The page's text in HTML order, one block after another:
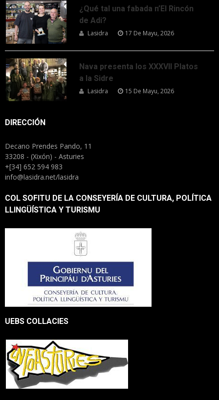
¿Qué tal una fabada n’El Rincón
de Adi?
Lasidra 17 De Mayu, 2026
Nava presenta los XXXVII Platos
a la Sidre
Lasidra 15 De Mayu, 2026
DIRECCIÓN
Decano Prendes Pando, 11
33208 - (Xixón) - Asturies
+[34] 652 594 983
info@lasidra.net/lasidra
COL SOFITU DE LA CONSEYERÍA DE CULTURA, POLÍTICA
LLINGÜÍSTICA Y TURISMU
UEBS COLLACIES